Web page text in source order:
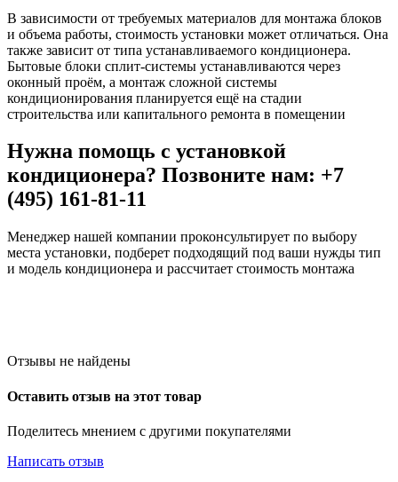
В зависимости от требуемых материалов для монтажа блоков
и объема работы, стоимость установки может отличаться. Она
также зависит от типа устанавливаемого кондиционера.
Бытовые блоки сплит-системы устанавливаются через
оконный проём, а монтаж сложной системы
кондиционирования планируется ещё на стадии
строительства или капитального ремонта в помещении
Нужна помощь с установкой
кондиционера? Позвоните нам: +7
(495) 161-81-11
Менеджер нашей компании проконсультирует по выбору
места установки, подберет подходящий под ваши нужды тип
и модель кондиционера и рассчитает стоимость монтажа
Отзывы не найдены
Оставить отзыв на этот товар
Поделитесь мнением с другими покупателями
Написать отзыв